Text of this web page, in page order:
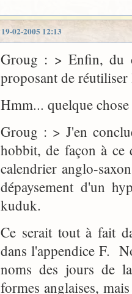
19-02-2005 12:13
Groug : > Enfin, du
proposant de
Hmm... quelque
Groug : > J'en
hobbit, de façon à ce
calendrier anglo-
dépaysement d'un
kuduk.
Ce serait tout à fait
dans l'appendice F.
noms des jours de
formes anglaises,